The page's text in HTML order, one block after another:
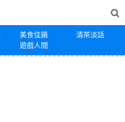
美食佳餚
清茶淡話
遊戲人間